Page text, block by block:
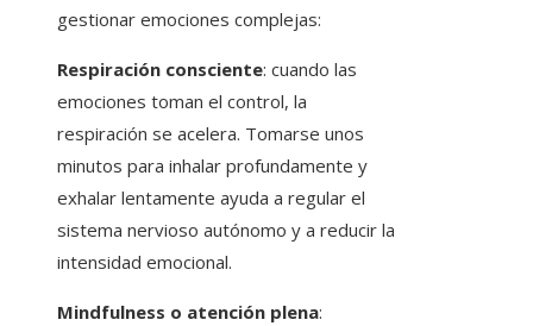
gestionar emociones complejas:
Respiración consciente: cuando las
emociones toman el control, la
respiración se acelera. Tomarse unos
minutos para inhalar profundamente y
exhalar lentamente ayuda a regular el
sistema nervioso autónomo y a reducir la
intensidad emocional.
Mindfulness o atención plena: